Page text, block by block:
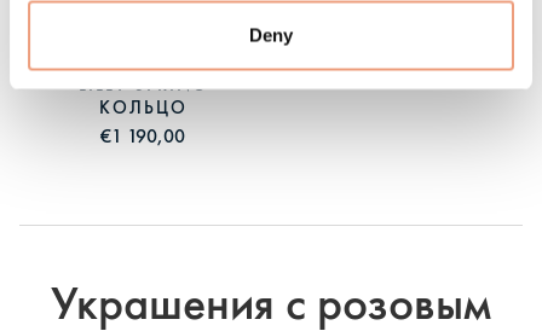
Deny
LILLY SPRING
КОЛЬЦО
€1 190,00
Украшения с розовым